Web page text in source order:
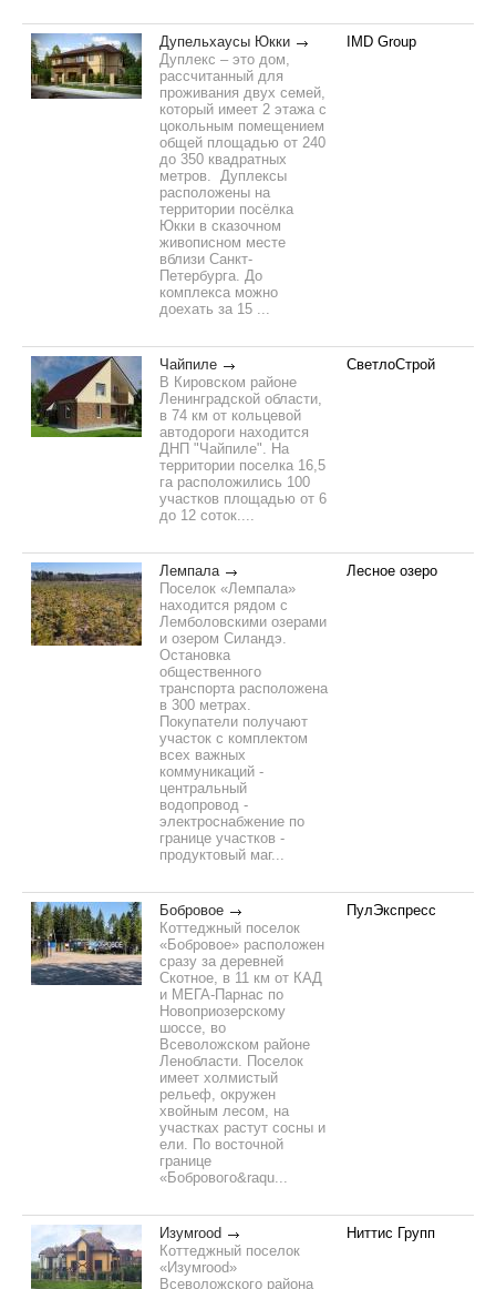
Дупельхаусы Юкки
Дуплекс – это дом,
рассчитанный для
проживания двух семей,
который имеет 2 этажа с
цокольным помещением
общей площадью от 240
до 350 квадратных
метров. Дуплексы
расположены на
территории посёлка
Юкки в сказочном
живописном месте
вблизи Санкт-
Петербурга. До
комплекса можно
доехать за 15 ...
IMD Group
Чайпиле
В Кировском районе
Ленинградской области,
в 74 км от кольцевой
автодороги находится
ДНП "Чайпиле". На
территории поселка 16,5
га расположились 100
участков площадью от 6
до 12 соток....
СветлоСтрой
Лемпала
Поселок «Лемпала»
находится рядом с
Лемболовскими озерами
и озером Силандэ.
Остановка
общественного
транспорта расположена
в 300 метрах.
Покупатели получают
участок с комплектом
всех важных
коммуникаций -
центральный
водопровод -
электроснабжение по
границе участков -
продуктовый маг...
Лесное озеро
Бобровое
Коттеджный поселок
«Бобровое» расположен
сразу за деревней
Скотное, в 11 км от КАД
и МЕГА-Парнас по
Новоприозерскому
шоссе, во
Всеволожском районе
Ленобласти. Поселок
имеет холмистый
рельеф, окружен
хвойным лесом, на
участках растут сосны и
ели. По восточной
границе
«Бобрового&raqu...
ПулЭкспресс
Изумrood
Коттеджный поселок
«Изумrood»
Всеволожского района
Ниттис Групп